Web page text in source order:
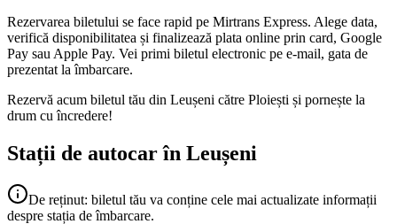
Rezervarea biletului se face rapid pe Mirtrans Express. Alege data,
verifică disponibilitatea și finalizează plata online prin card, Google
Pay sau Apple Pay. Vei primi biletul electronic pe e-mail, gata de
prezentat la îmbarcare.
Rezervă acum biletul tău din Leușeni către Ploiești și pornește la
drum cu încredere!
Stații de autocar în Leușeni
De reținut: biletul tău va conține cele mai actualizate informații
despre stația de îmbarcare.